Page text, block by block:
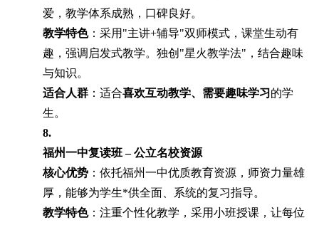
爱，教学体系成熟，口碑良好。
教学特色：采用"主讲+辅导"双师模式，课堂生动有
趣，强调启发式教学。独创"星火教学法"，结合趣味
与知识。
适合人群 ：适合喜欢互动教学、需要趣味学习 的学
生。
8.
福州一中复读班 – 公立名校资源
核心优势 ：依托福州一中优质教育资源，师资力量雄
厚，能够为学生*供全面、系统的复习指导。
教学特色：注重个性化教学，采用小班授课，让每位